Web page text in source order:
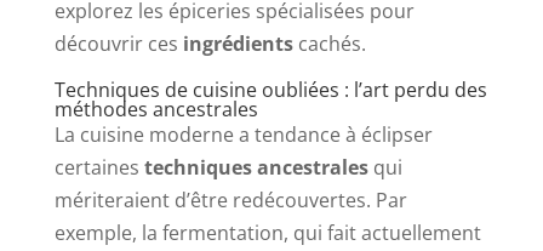
explorez les épiceries spécialisées pour
découvrir ces ingrédientscachés.
Techniques de cuisine oubliées : l’art perdu des
méthodes ancestrales
La cuisine moderne a tendance à éclipser
certaines techniques ancestralesqui
mériteraient d’être redécouvertes. Par
exemple, la fermentation, qui fait actuellement